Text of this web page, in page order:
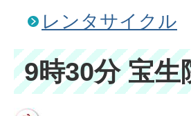
レンタサイクル
9時30分 宝生